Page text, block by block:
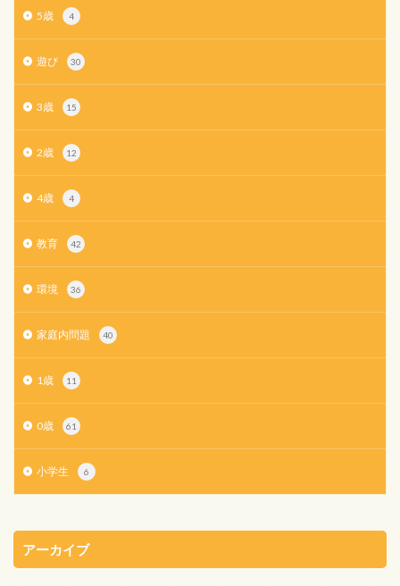
5歳 4
遊び 30
3歳 15
2歳 12
4歳 4
教育 42
環境 36
家庭内問題 40
1歳 11
0歳 61
小学生 6
アーカイブ